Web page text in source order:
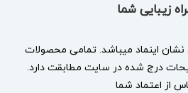
زیبایی شما
نشان اینماد میباشد. تمامی محصولات
درج شده در سایت مطابقت دارد.
از اعتماد شما